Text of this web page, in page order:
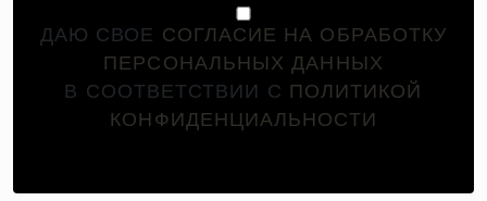
ДАЮ СВОЕ СОГЛАСИЕ НА ОБРАБОТКУ
ПЕРСОНАЛЬНЫХ ДАННЫХ
В СООТВЕТСТВИИ С ПОЛИТИКОЙ
КОНФИДЕНЦИАЛЬНОСТИ